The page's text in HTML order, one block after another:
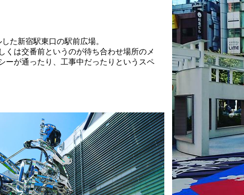
た新宿駅東口の駅前広場。
くは交番前というのが待ち合わせ場所のメ
ーが通ったり、工事中だったりというスペ